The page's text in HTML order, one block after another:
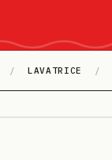
/ LAVATRICE /